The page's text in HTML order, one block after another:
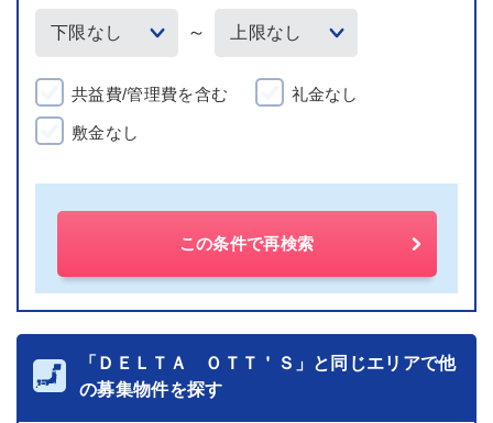
～
共益費/管理費を含む 礼金なし
敷金なし
この条件で再検索
「ＤＥＬＴＡ ＯＴＴ＇Ｓ」と同じエリアで他
の募集物件を探す